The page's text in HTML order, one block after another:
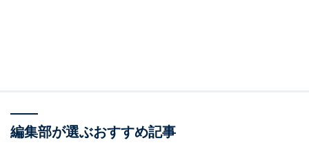
編集部が選ぶおすすめ記事